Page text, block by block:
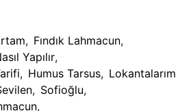
, Fındık Lahmacun,
Yapılır,
, Humus Tarsus, Lokantalarım
, Sofioğlu,
,